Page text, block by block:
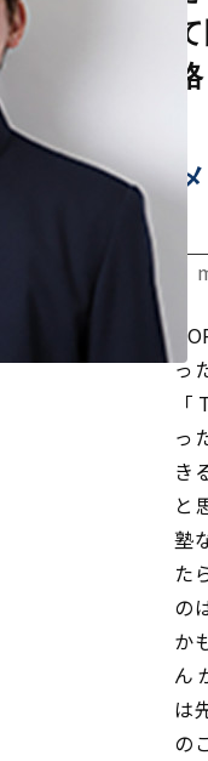
っ
っ
き
と
塾
た
の
か
ん
は
の